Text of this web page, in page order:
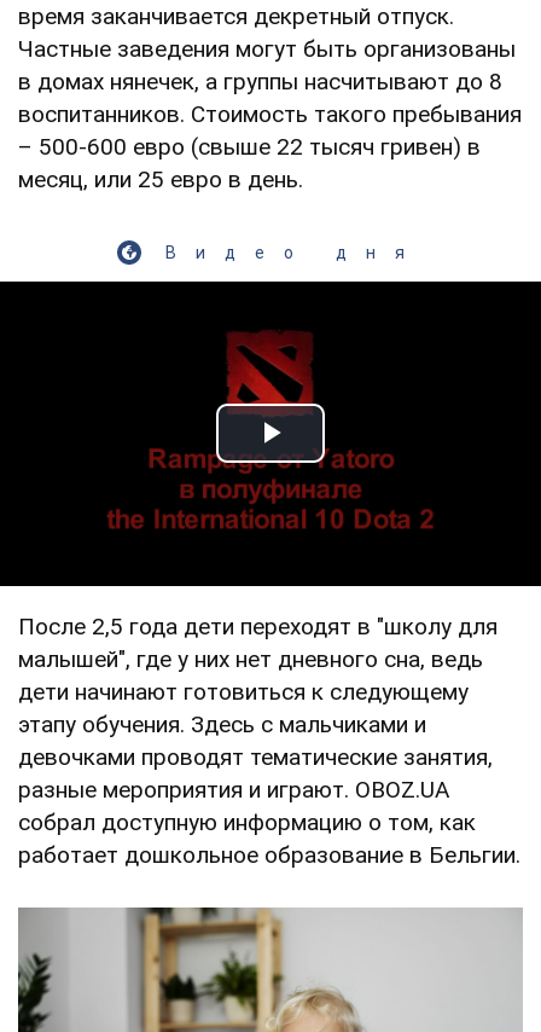
время заканчивается декретный отпуск.
Частные заведения могут быть организованы
в домах нянечек, а группы насчитывают до 8
воспитанников. Стоимость такого пребывания
– 500-600 евро (свыше 22 тысяч гривен) в
месяц, или 25 евро в день.
Видео дня
Play Video
После 2,5 года дети переходят в "школу для
малышей", где у них нет дневного сна, ведь
дети начинают готовиться к следующему
этапу обучения. Здесь с мальчиками и
девочками проводят тематические занятия,
разные мероприятия и играют. OBOZ.UA
собрал доступную информацию о том, как
работает дошкольное образование в Бельгии.